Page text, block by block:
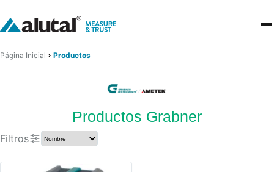
Página Inicial Productos
Productos Grabner
Filtros